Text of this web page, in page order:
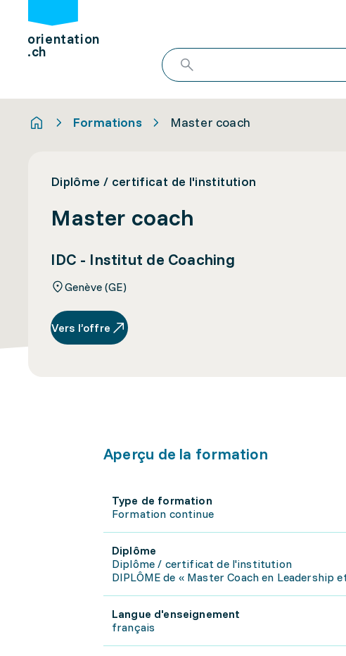
orientation
.ch
Formations Master coach
Diplôme / certificat de l'institution
Master coach
IDC - Institut de Coaching
Genève (GE)
Vers l’offre
Aperçu de la formation
Type de formation
Formation continue
Diplôme
Diplôme / certificat de l'institution
DIPLÔME de « Master Coach en Leadership
Langue d'enseignement
français